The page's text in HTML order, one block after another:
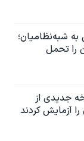
شبه‌نظامیان؛
را تحمل
جدیدی از
آزمایش کردند